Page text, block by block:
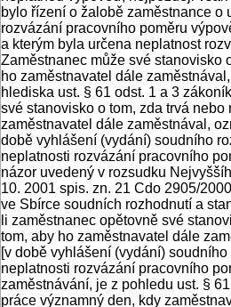
bylo řízení o žalobě zaměstnance o
rozvázání pracovního poměru
a kterým byla určena neplatnost
Zaměstnanec může své stanovisko
ho zaměstnavatel dále
hlediska ust. § 61 odst. 1 a 3
své stanovisko o tom, zda trvá nebo
zaměstnavatel dále zaměstnával,
době vyhlášení (vydání) soudního
neplatnosti rozvázání pracovního
názor uvedený v rozsudku
10. 2001 spis. zn. 21 Cdo 2905/
ve Sbírce soudních rozhodnutí a
li zaměstnanec opětovně své
tom, aby ho zaměstnavatel dále
[v době vyhlášení (vydání)
neplatnosti rozvázání pracovního
zaměstnávání, je z pohledu ust. §
práce významný den, kdy